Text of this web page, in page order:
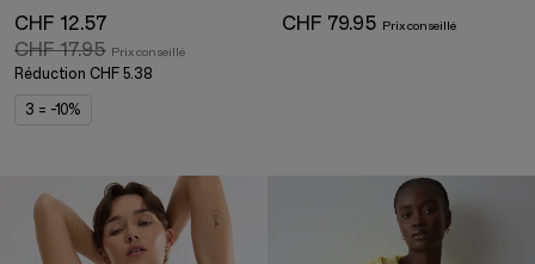
CHF 12.57
CHF 17.95
Réduction CHF 5.38
3 = -10%
CHF 79.95